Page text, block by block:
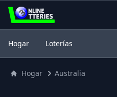
3
Hogar Loterías
Hogar Australia